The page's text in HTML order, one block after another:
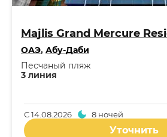
ОАЭ, Абу-Даби
3 линия
Песчаный пляж
С14.08.2026 8 ночей
Уточнить